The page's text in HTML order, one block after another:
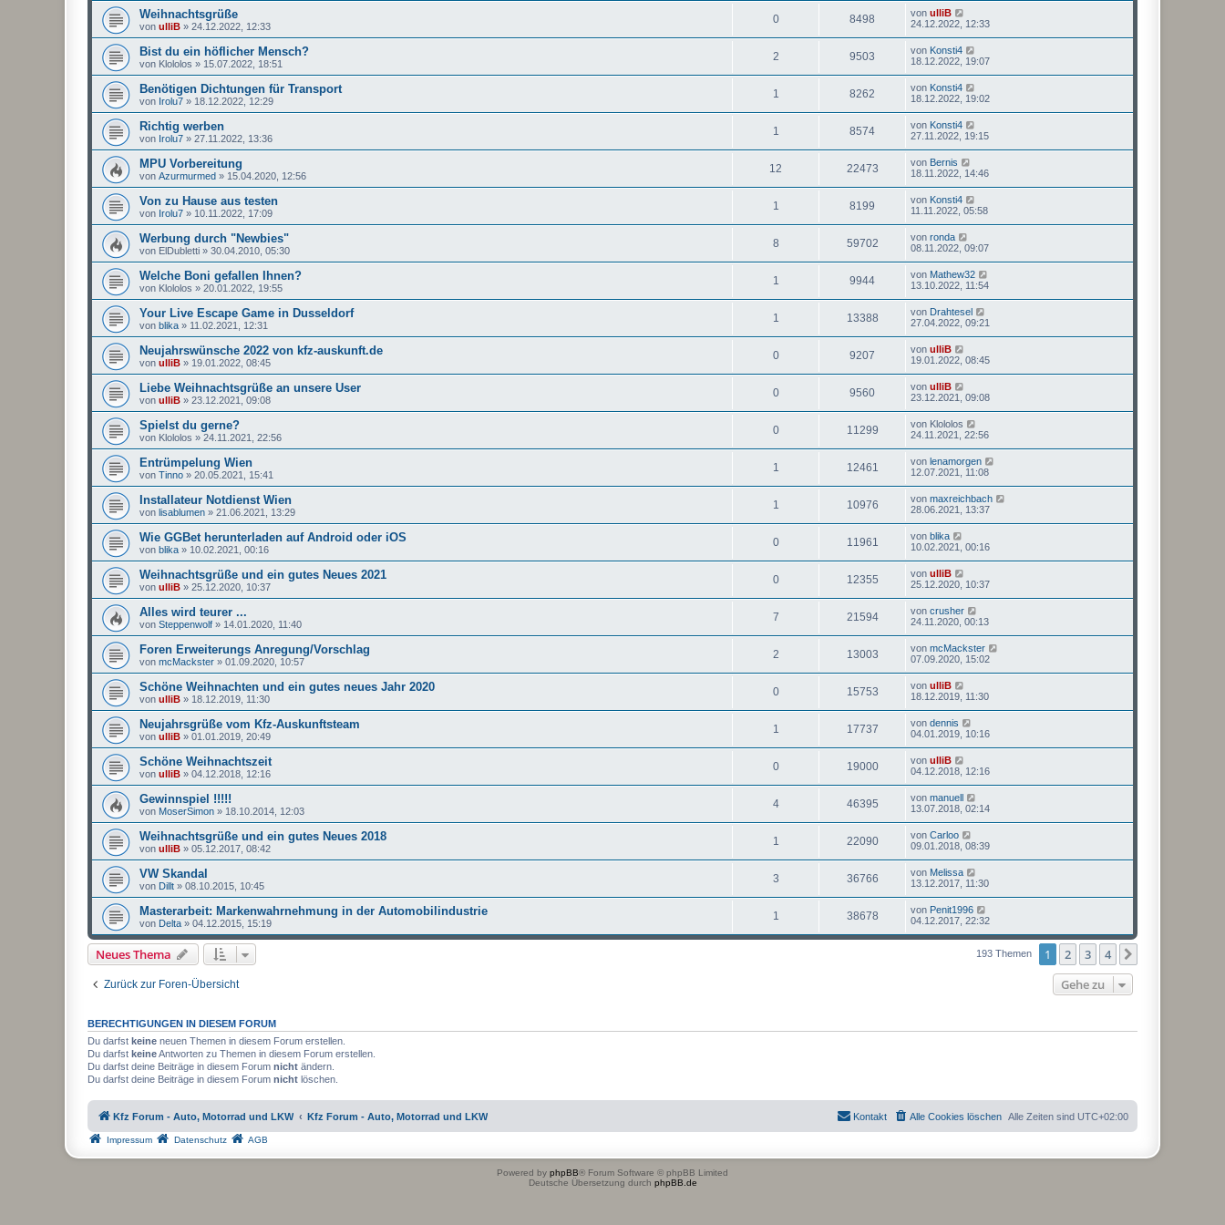
Weihnachtsgrüße
von ulliB » 24.12.2022, 12:33
0 8498 von ulliB
24.12.2022, 12:33
Bist du ein höflicher Mensch?
von Klololos » 15.07.2022, 18:51
2 9503 von Konsti4
18.12.2022, 19:07
Benötigen Dichtungen für Transport
von Irolu7 » 18.12.2022, 12:29
1 8262 von Konsti4
18.12.2022, 19:02
Richtig werben
von Irolu7 » 27.11.2022, 13:36
1 8574 von Konsti4
27.11.2022, 19:15
MPU Vorbereitung
von Azurmurmed » 15.04.2020, 12:56
12 22473 von Bernis
18.11.2022, 14:46
Von zu Hause aus testen
von Irolu7 » 10.11.2022, 17:09
1 8199 von Konsti4
11.11.2022, 05:58
Werbung durch "Newbies"
von ElDubletti » 30.04.2010, 05:30
8 59702 von ronda
08.11.2022, 09:07
Welche Boni gefallen Ihnen?
von Klololos » 20.01.2022, 19:55
1 9944 von Mathew32
13.10.2022, 11:54
Your Live Escape Game in Dusseldorf
von blika » 11.02.2021, 12:31
1 13388 von Drahtesel
27.04.2022, 09:21
Neujahrswünsche 2022 von kfz-auskunft.de
von ulliB » 19.01.2022, 08:45
0 9207 von ulliB
19.01.2022, 08:45
Liebe Weihnachtsgrüße an unsere User
von ulliB » 23.12.2021, 09:08
0 9560 von ulliB
23.12.2021, 09:08
Spielst du gerne?
von Klololos » 24.11.2021, 22:56
0 11299 von Klololos
24.11.2021, 22:56
Entrümpelung Wien
von Tinno » 20.05.2021, 15:41
1 12461 von lenamorgen
12.07.2021, 11:08
Installateur Notdienst Wien
von lisablumen » 21.06.2021, 13:29
1 10976 von maxreichbach
28.06.2021, 13:37
Wie GGBet herunterladen auf Android oder iOS
von blika » 10.02.2021, 00:16
0 11961 von blika
10.02.2021, 00:16
Weihnachtsgrüße und ein gutes Neues 2021
von ulliB » 25.12.2020, 10:37
0 12355 von ulliB
25.12.2020, 10:37
Alles wird teurer ...
von Steppenwolf » 14.01.2020, 11:40
7 21594 von crusher
24.11.2020, 00:13
Foren Erweiterungs Anregung/Vorschlag
von mcMackster » 01.09.2020, 10:57
2 13003 von mcMackster
07.09.2020, 15:02
Schöne Weihnachten und ein gutes neues Jahr 2020
von ulliB » 18.12.2019, 11:30
0 15753 von ulliB
18.12.2019, 11:30
Neujahrsgrüße vom Kfz-Auskunftsteam
von ulliB » 01.01.2019, 20:49
1 17737 von dennis
04.01.2019, 10:16
Schöne Weihnachtszeit
von ulliB » 04.12.2018, 12:16
0 19000 von ulliB
04.12.2018, 12:16
Gewinnspiel !!!!!
von MoserSimon » 18.10.2014, 12:03
4 46395 von manuell
13.07.2018, 02:14
Weihnachtsgrüße und ein gutes Neues 2018
von ulliB » 05.12.2017, 08:42
1 22090 von Carloo
09.01.2018, 08:39
VW Skandal
von Dillt » 08.10.2015, 10:45
3 36766 von Melissa
13.12.2017, 11:30
Masterarbeit: Markenwahrnehmung in der Automobilindustrie
von Delta » 04.12.2015, 15:19
1 38678 von Penit1996
04.12.2017, 22:32
Neues Thema 193 Themen 1 2 3 4
Zurück zur Foren-Übersicht Gehe zu
BERECHTIGUNGEN IN DIESEM FORUM
Du darfst keine neuen Themen in diesem Forum erstellen.
Du darfst keineAntworten zu Themen in diesem Forum erstellen.
Du darfst deine Beiträge in diesem Forum nicht ändern.
Du darfst deine Beiträge in diesem Forum nicht löschen.
Kfz Forum - Auto, Motorrad und LKW Kfz Forum - Auto, Motorrad und LKW Alle Zeiten sind UTC+02:00
Alle Cookies löschen
Kontakt
Impressum Datenschutz AGB
Powered by phpBB® Forum Software © phpBB Limited
Deutsche Übersetzung durch phpBB.de